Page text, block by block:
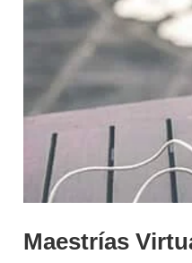
Maestrías